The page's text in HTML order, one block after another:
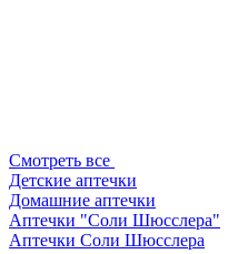
Смотреть все
Детские аптечки
Домашние аптечки
Аптечки "Соли Шюсслера"
Аптечки Соли Шюсслера